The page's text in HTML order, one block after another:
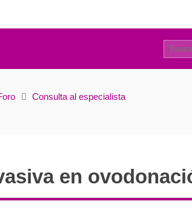
en ovodonación
10
Consulta al especialista
en